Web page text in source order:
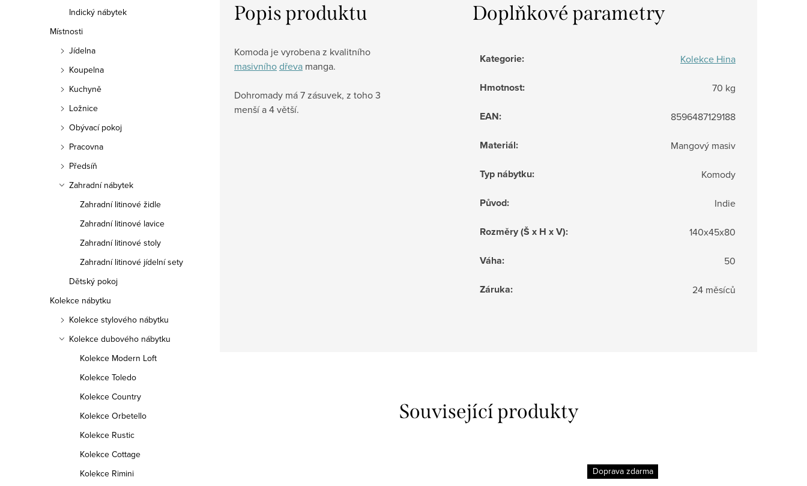
Indický nábytek
Místnosti
Jídelna
Koupelna
Kuchyně
Ložnice
Obývací pokoj
Pracovna
Předsíň
Zahradní nábytek
Zahradní litinové židle
Zahradní litinové lavice
Zahradní litinové stoly
Zahradní litinové jídelní sety
Dětský pokoj
Kolekce nábytku
Kolekce stylového nábytku
Kolekce dubového nábytku
Kolekce Modern Loft
Kolekce Toledo
Kolekce Country
Kolekce Orbetello
Kolekce Rustic
Kolekce Cottage
Kolekce Rimini
Popis produktu
Komoda je vyrobena z kvalitního
masivníhodřeva manga.
Dohromady má 7 zásuvek, z toho 3
menší a 4 větší.
Doplňkové parametry
Kategorie: Kolekce Hina
Hmotnost: 70 kg
EAN: 8596487129188
Materiál: Mangový masiv
Typ nábytku: Komody
Původ: Indie
Rozměry (Š x H x V): 140x45x80
Váha: 50
Záruka: 24 měsíců
Související produkty
Doprava zdarma Doprava zdarma